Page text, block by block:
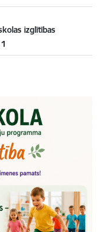
izglītības